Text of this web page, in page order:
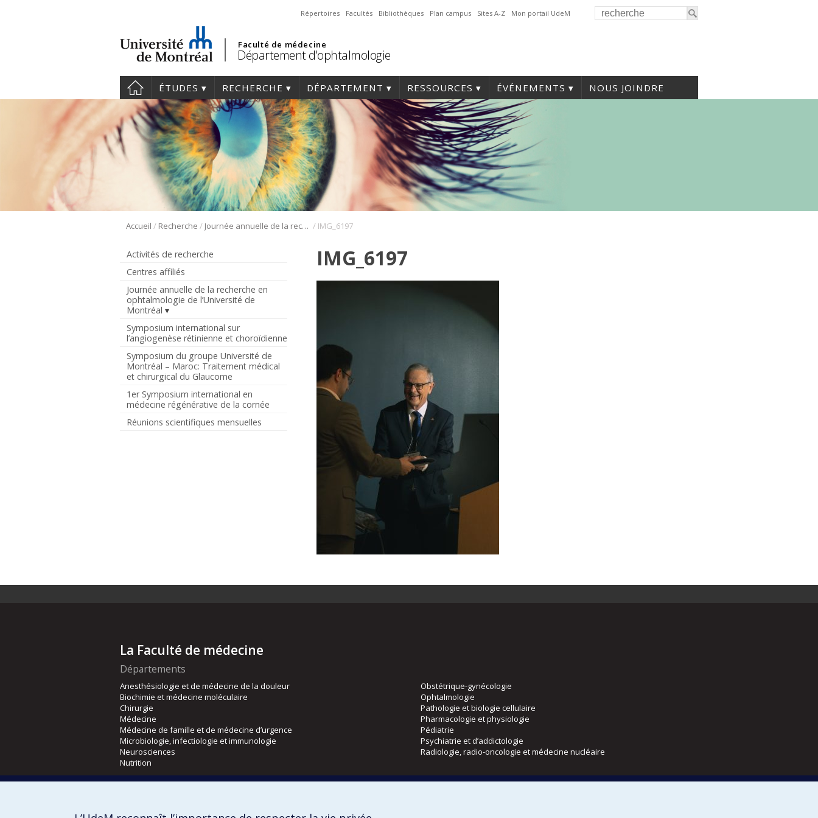
Répertoires Facultés Bibliothèques Plan campus Sites A-Z Mon portail UdeM
Faculté de médecine
Département d'ophtalmologie
ÉTUDES RECHERCHE DÉPARTEMENT RESSOURCES ÉVÉNEMENTS NOUS JOINDRE
Accueil / Recherche / Journée annuelle de la recherche en ophtalmologie de l’Université de Montréal / IMG_6197
Activités de recherche
Centres affiliés
Journée annuelle de la recherche en
ophtalmologie de l’Université de
Montréal
Symposium international sur
l’angiogenèse rétinienne et choroïdienne
Symposium du groupe Université de
Montréal – Maroc: Traitement médical
et chirurgical du Glaucome
1er Symposium international en
médecine régénérative de la cornée
Réunions scientifiques mensuelles
IMG_6197
La Faculté de médecine
Départements
Anesthésiologie et de médecine de la douleur
Biochimie et médecine moléculaire
Chirurgie
Médecine
Médecine de famille et de médecine d’urgence
Microbiologie, infectiologie et immunologie
Neurosciences
Nutrition
Obstétrique-gynécologie
Ophtalmologie
Pathologie et biologie cellulaire
Pharmacologie et physiologie
Pédiatrie
Psychiatrie et d’addictologie
Radiologie, radio-oncologie et médecine nucléaire